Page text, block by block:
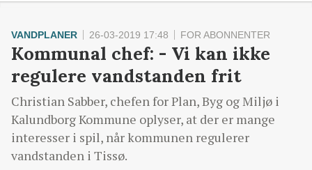
VANDPLANER 26-03-2019 17:48 FOR ABONNENTER
Kommunal chef: - Vi kan ikke
regulere vandstanden frit
Christian Sabber, chefen for Plan, Byg og Miljø i
Kalundborg Kommune oplyser, at der er mange
interesser i spil, når kommunen regulerer
vandstanden i Tissø.